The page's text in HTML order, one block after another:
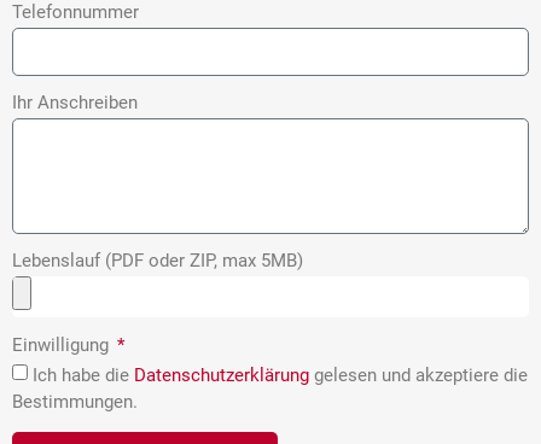
Telefonnummer
Ihr Anschreiben
Lebenslauf (PDF oder ZIP, max 5MB)
Einwilligung
Ich habe die Datenschutzerklärung gelesen und akzeptiere die
Bestimmungen.